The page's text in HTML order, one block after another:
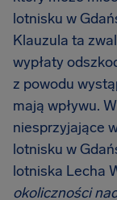
lotnisku w
Klauzula ta
wypłaty
z powodu
mają wpływu.
niesprzyjające
lotnisku w
lotniska Lecha
okoliczności